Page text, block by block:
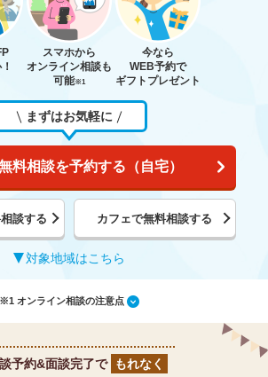
スマホから
オンライン相談も
可能※1
今なら
WEB予約で
ギフトプレゼント
まずはお気軽に
料相談を予約する（自宅）
談する カフェで無料相談する
対象地域はこちら
※1 オンライン相談の注意点
予約&面談完了で もれなく